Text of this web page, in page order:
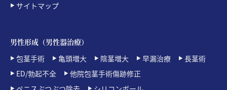
サイトマップ
男性形成（男性器治療）
包茎手術
亀頭増大 陰茎増大 早漏治療
長茎術
ED/勃起不全
他院包茎手術傷跡修正